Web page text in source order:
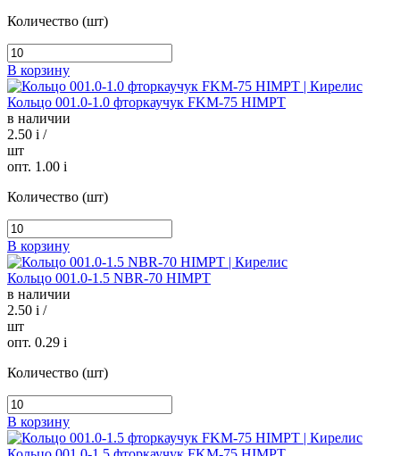
Количество (шт)
В корзину
Кольцо 001.0-1.0 фторкаучук FKM-75 HIMPT
в наличии
2.50 i /
шт
опт. 1.00 i
Количество (шт)
В корзину
Кольцо 001.0-1.5 NBR-70 HIMPT
в наличии
2.50 i /
шт
опт. 0.29 i
Количество (шт)
В корзину